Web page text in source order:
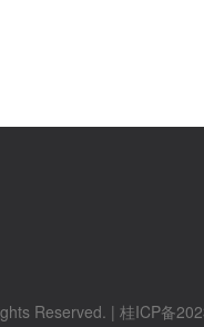
Reserved. | 桂ICP备